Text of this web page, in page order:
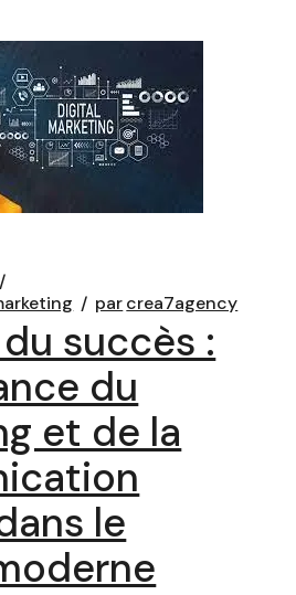
parcrea7agency
succès :
du
et de la
le